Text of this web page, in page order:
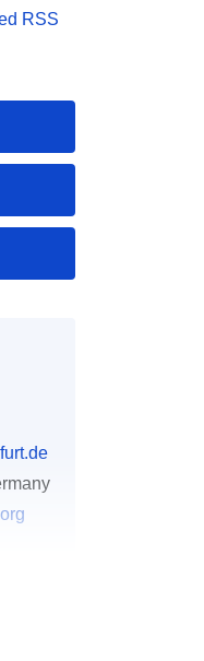
RSS